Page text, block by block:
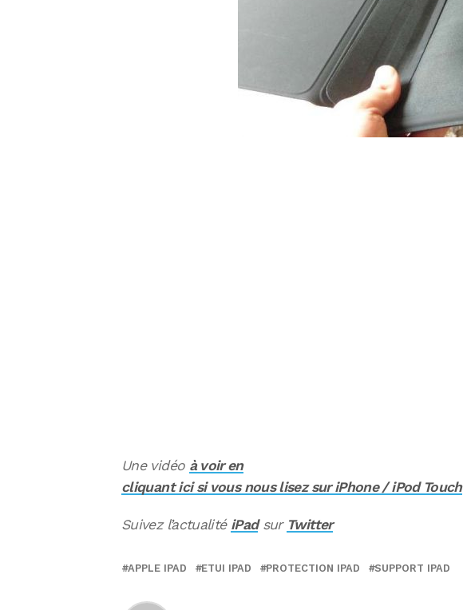
Une vidéo à voir en
cliquant ici si vous nous lisez sur iPhone / iPod Touch
Suivez l’actualité iPadsur Twitter
APPLE IPAD ETUI IPAD PROTECTION IPAD SUPPORT IPAD